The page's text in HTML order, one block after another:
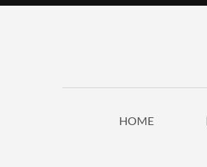
HOME